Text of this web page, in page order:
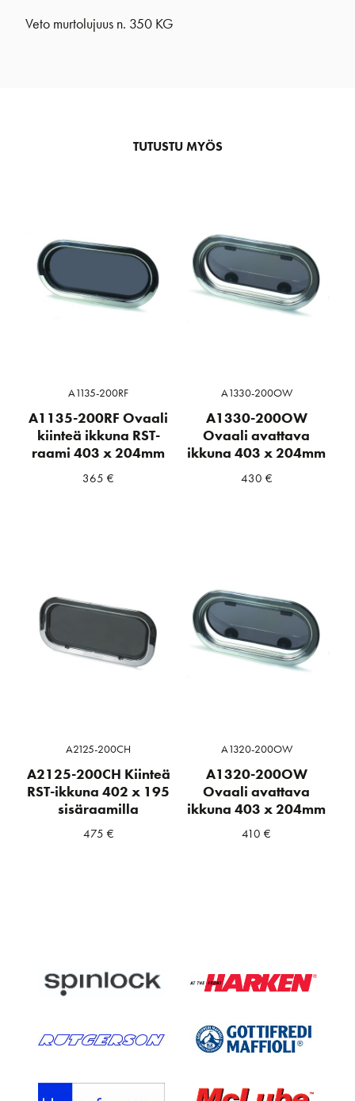
Veto murtolujuus n. 350 KG
TUTUSTU MYÖS
A1135-200RF
A1135-200RF Ovaali
kiinteä ikkuna RST-
raami 403 x 204mm
365€
A1330-200OW
A1330-200OW
Ovaali avattava
ikkuna 403 x 204mm
430 €
A2125-200CH
A2125-200CH Kiinteä
RST-ikkuna 402 x 195
sisäraamilla
475 €
A1320-200OW
A1320-200OW
Ovaali avattava
ikkuna 403 x 204mm
410€